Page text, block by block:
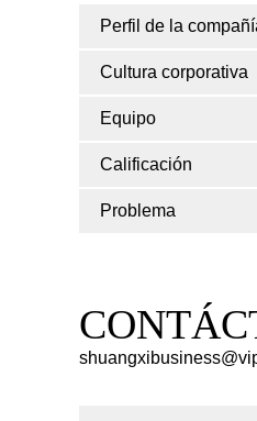
Perfil de la
Cultura corporativa
Equipo
Calificación
Problema